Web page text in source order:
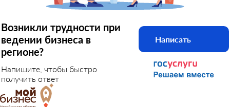
Возникли трудности при
ведении бизнеса в
регионе?
Напишите, чтобы быстро
получить ответ
Написать